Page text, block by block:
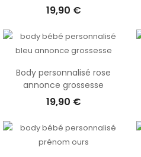
19,90 €
Body personnalisé rose
annonce grossesse
19,90 €